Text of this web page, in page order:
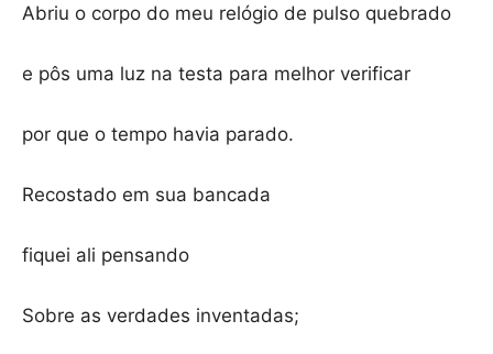
Abriu o corpo do meu relógio de pulso quebrado
e pôs uma luz na testa para melhor verificar
por que o tempo havia parado.
Recostado em sua bancada
fiquei ali pensando
Sobre as verdades inventadas;